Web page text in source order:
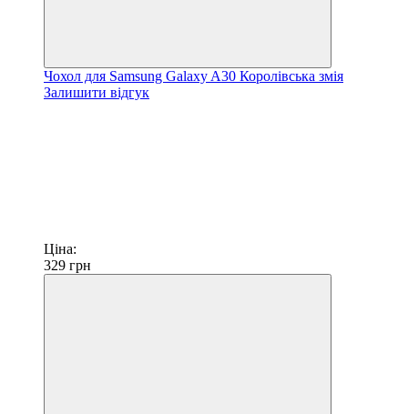
Чохол для Samsung Galaxy A30 Королівська змія
Залишити відгук
Ціна:
329 грн